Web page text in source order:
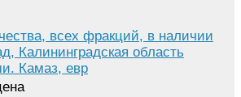
всех фракций, в наличии
Калининградская область
Камаз, евр